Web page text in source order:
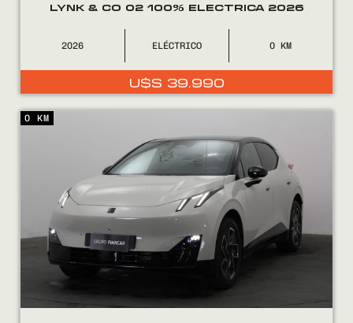
LYNK & CO 02 100% ELECTRICA 2026
2026 ELÉCTRICO 0
U$S 39.990
0 KM